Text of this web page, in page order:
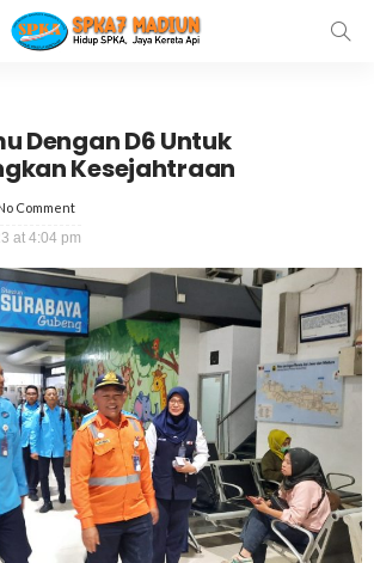
Dengan D6 Untuk
Kesejahtraan
Comment
at 4:04 pm